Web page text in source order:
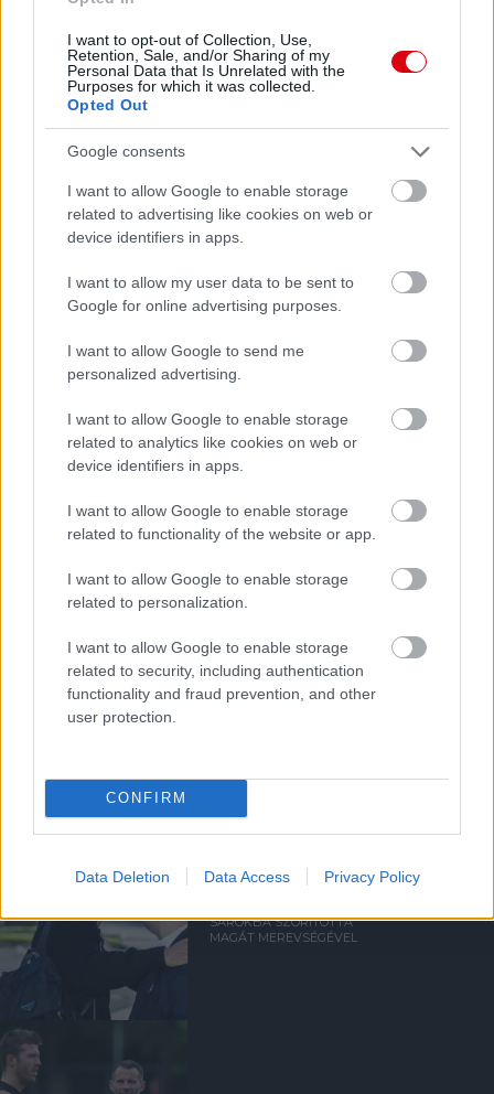
I want to opt-out of Collection, Use,
Retention, Sale, and/or Sharing of my
Personal Data that Is Unrelated with the
Purposes for which it was collected.
Opted Out
Google consents
I want to allow Google to enable storage
related to advertising like cookies on web or
device identifiers in apps.
I want to allow my user data to be sent to
Google for online advertising purposes.
I want to allow Google to send me
personalized advertising.
I want to allow Google to enable storage
related to analytics like cookies on web or
device identifiers in apps.
I want to allow Google to enable storage
related to functionality of the website or app.
I want to allow Google to enable storage
related to personalization.
I want to allow Google to enable storage
related to security, including authentication
functionality and fraud prevention, and other
user protection.
CONFIRM
Data Deletion Data Access Privacy Policy
Croke Park, Dublin
2 nap 9 óra 44 perc 13 másodperc
ELŐZŐ MÉRKŐZÉSEK
Támogatás
Támogasd adományoddal
a ManUtdFanatics.hu működését!
Kapcsolódó hírek
RUBEN AMORIM
SAROKBA SZORÍTOTTA
MAGÁT MEREVSÉGÉVEL